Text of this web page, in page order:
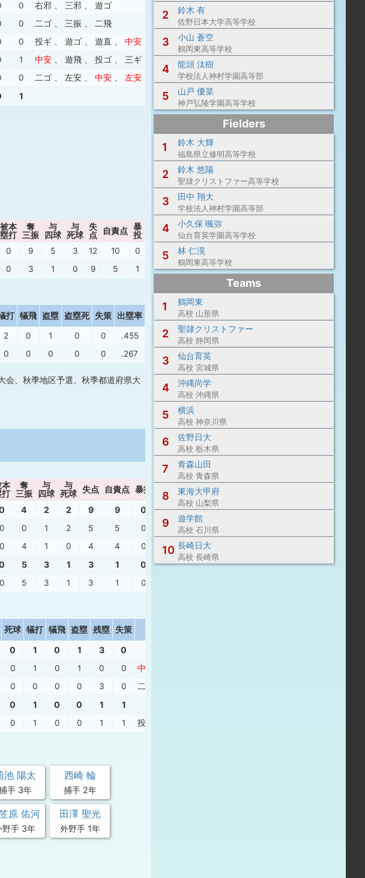
0 右邪 三邪
遊ゴ
0 二ゴ 三振
二飛
0 投ギ 遊ゴ 遊直
中安
1 中安 遊飛 投ゴ 三ギ
0 二ゴ 左安 中安 左安
1
被本
塁打
奪
三振
与
四球
与
死球
失
点
自責点 暴
投
ボーク P/IP WHIP
0 9 5 3 12 10 0 14.62
0 3 1 0 9 5 1 0 17.32 1.64
打 犠飛 盗塁 盗塁死 失策 出塁率
2 0 1 0 0 .455
.455
0 0 0 0 0 .267
会、秋季地区予選、秋季都道府県大
本
打
奪
三振
与
四球
与
死球
失点 自責点 暴投 ボーク WHIP
4 2 2 9 9 0 0 1.80
0 0 1 2 5 5 0 0
2.67
0 4 1 0 4 4 0 0 1.31
5 3 1 3 1 0 0 0.80
0 5 3 1 3 1 0
死球 犠打 犠飛 盗塁 残塁 失策
0 1 0 1 3 0
0 1 0 1 0 0 中安
0 0 0 0 3 0 二ゴ
0 1 0 0 1 1
0 1 0 0 1 1 投ギ
池 陽太
手 3年
西崎 輪
捕手 2年
原 佑河
野手 3年
田澤 聖光
外野手 1年
2 鈴木 有
佐野日本大学高等学校
3 小山 蒼空
鶴岡東高等学校
4 龍頭 汰樹
学校法人神村学園高等部
5 山戸 優菜
神戸弘陵学園高等学校
Fielders
1
鈴木 大輝
福島県立修明高等学校
2 鈴木 悠陽
聖隷クリストファー高等学校
3 田中 翔大
学校法人神村学園高等部
4 小久保 颯弥
仙台育英学園高等学校
5 林 仁滉
鶴岡東高等学校
Teams
1
鶴岡東
高校 山形県
2 聖隷クリストファー
高校 静岡県
3 仙台育英
高校 宮城県
4 沖縄尚学
高校 沖縄県
5 横浜
高校 神奈川県
6 佐野日大
高校 栃木県
7 青森山田
高校 青森県
8 東海大甲府
高校 山梨県
9 遊学館
高校 石川県
10 長崎日大
高校 長崎県